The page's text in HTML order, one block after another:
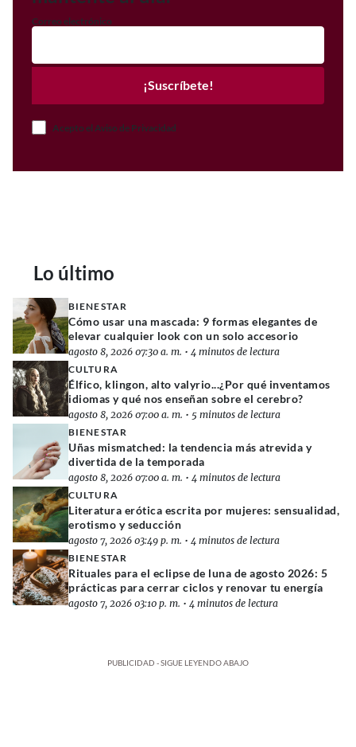
Correo electrónico
¡Suscríbete!
Acepto el Aviso de Privacidad
Lo último
BIENESTAR
Cómo usar una mascada: 9 formas elegantes de
elevar cualquier look con un solo accesorio
agosto 8, 2026 07:30 a. m. • 4 minutos de lectura
CULTURA
Élfico, klingon, alto valyrio...¿Por qué inventamos
idiomas y qué nos enseñan sobre el cerebro?
agosto 8, 2026 07:00 a. m. • 5 minutos de lectura
BIENESTAR
Uñas mismatched: la tendencia más atrevida y
divertida de la temporada
agosto 8, 2026 07:00 a. m. • 4 minutos de lectura
CULTURA
Literatura erótica escrita por mujeres: sensualidad,
erotismo y seducción
agosto 7, 2026 03:49 p. m. • 4 minutos de lectura
BIENESTAR
Rituales para el eclipse de luna de agosto 2026: 5
prácticas para cerrar ciclos y renovar tu energía
agosto 7, 2026 03:10 p. m. • 4 minutos de lectura
PUBLICIDAD - SIGUE LEYENDO ABAJO